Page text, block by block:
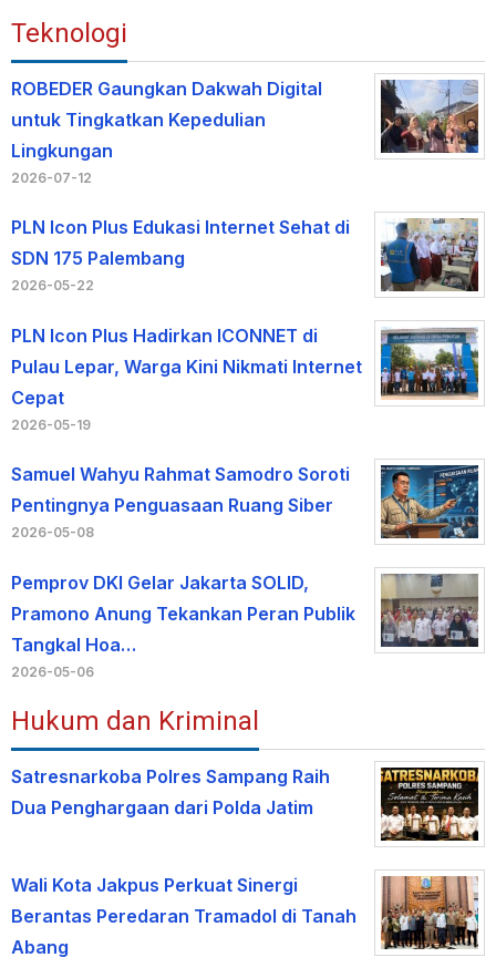
Teknologi
ROBEDER Gaungkan Dakwah Digital
untuk Tingkatkan Kepedulian
Lingkungan
2026-07-12
PLN Icon Plus Edukasi Internet Sehat di
SDN 175 Palembang
2026-05-22
PLN Icon Plus Hadirkan ICONNET di
Pulau Lepar, Warga Kini Nikmati Internet
Cepat
2026-05-19
Samuel Wahyu Rahmat Samodro Soroti
Pentingnya Penguasaan Ruang Siber
2026-05-08
Pemprov DKI Gelar Jakarta SOLID,
Pramono Anung Tekankan Peran Publik
Tangkal Hoa…
2026-05-06
Hukum dan Kriminal
Satresnarkoba Polres Sampang Raih
Dua Penghargaan dari Polda Jatim
Wali Kota Jakpus Perkuat Sinergi
Berantas Peredaran Tramadol di Tanah
Abang